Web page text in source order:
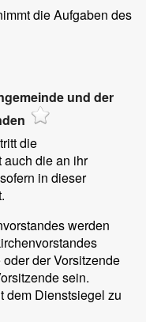
die Aufgaben des
und der
die
auch die an ihr
in dieser
werden
der Vorsitzende
sein.
dem Dienstsiegel zu